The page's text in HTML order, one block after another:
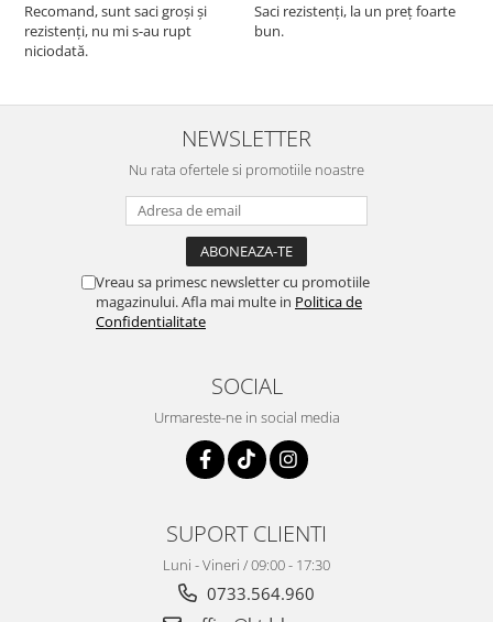
Recomand, sunt saci groși și
rezistenți, nu mi s-au rupt
niciodată.
Saci rezistenți, la un preț foarte
bun.
NEWSLETTER
Nu rata ofertele si promotiile noastre
Vreau sa primesc newsletter cu promotiile
magazinului. Afla mai multe in Politica de
Confidentialitate
SOCIAL
Urmareste-ne in social media
SUPORT CLIENTI
Luni - Vineri / 09:00 - 17:30
0733.564.960